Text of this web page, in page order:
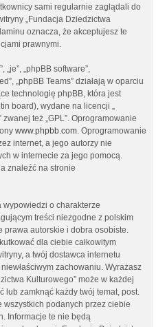
sami regularnie zaglądali do
„Fundacja Dziedzictwa
oznacza, że akceptujesz te
prawnymi.
„je”, „phpBB software”,
„phpBB Teams” działają w oparciu
technologię phpBB, która jest
board), wydane na licencji „
zwanej też „GPL”. Oprogramowanie
www.phpbb.com. Oprogramowanie
internet, a jego autorzy nie
w internecie za jego pomocą.
znaleźć na stronie
o charakterze
treści niezgodne z polskim
prawa autorskie i dobra osobiste.
dla ciebie całkowitym
a twój dostawca internetu
zachowaniu. Wyrażasz
Kulturowego” może w każdej
lub zamknąć każdy twój temat, post.
podanych przez ciebie
Informacje te nie będą